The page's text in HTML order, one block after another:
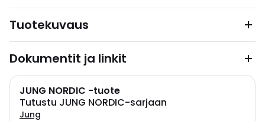
Tuotekuvaus
Dokumentit ja linkit
JUNG NORDIC -tuote
Tutustu JUNG NORDIC-sarjaan
Jung